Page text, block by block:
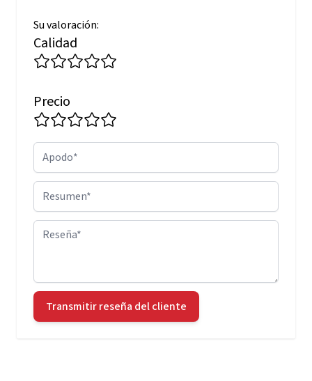
Su valoración:
Calidad
Precio
Apodo
Resumen
Reseña
Transmitir reseña del cliente